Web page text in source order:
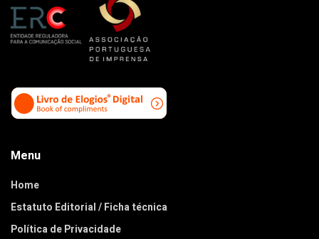
Menu
Home
Estatuto Editorial / Ficha técnica
Política de Privacidade